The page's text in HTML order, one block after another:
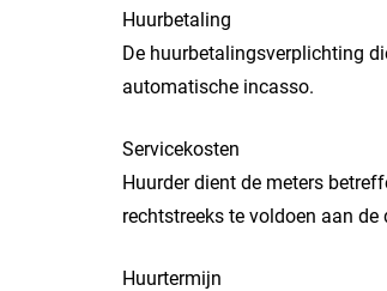
Huurbetaling
De huurbetalingsverplichting
automatische incasso.
Servicekosten
Huurder dient de meters
rechtstreeks te voldoen aan
Huurtermijn